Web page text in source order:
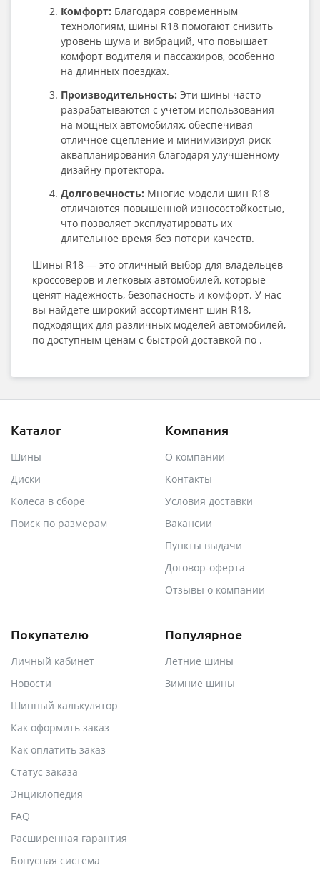
Комфорт: Благодаря современным
технологиям, шины R18 помогают снизить
уровень шума и вибраций, что повышает
комфорт водителя и пассажиров, особенно
на длинных поездках.
Производительность: Эти шины часто
разрабатываются с учетом использования
на мощных автомобилях, обеспечивая
отличное сцепление и минимизируя риск
аквапланирования благодаря улучшенному
дизайну протектора.
Долговечность: Многие модели шин R18
отличаются повышенной износостойкостью,
что позволяет эксплуатировать их
длительное время без потери качеств.
Шины R18 — это отличный выбор для владельцев
кроссоверов и легковых автомобилей, которые
ценят надежность, безопасность и комфорт. У нас
вы найдете широкий ассортимент шин R18,
подходящих для различных моделей автомобилей,
по доступным ценам с быстрой доставкой по .
Каталог
Шины
Диски
Колеса в сборе
Поиск по размерам
Компания
О компании
Контакты
Условия доставки
Вакансии
Пункты выдачи
Договор-оферта
Отзывы о компании
Покупателю
Личный кабинет
Новости
Шинный калькулятор
Как оформить заказ
Как оплатить заказ
Статус заказа
Энциклопедия
FAQ
Расширенная гарантия
Бонусная система
Популярное
Летние шины
Зимние шины